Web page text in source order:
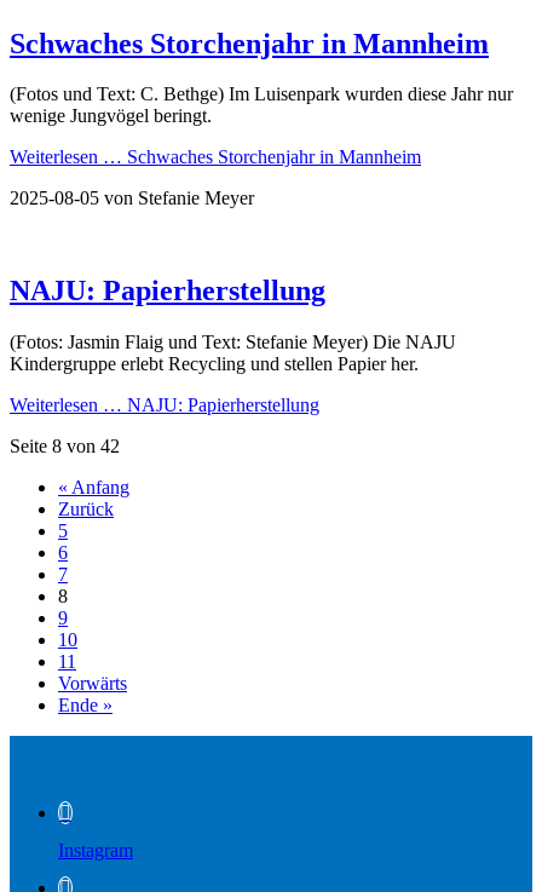
Schwaches Storchenjahr in Mannheim
(Fotos und Text: C. Bethge) Im Luisenpark wurden diese Jahr nur
wenige Jungvögel beringt.
Weiterlesen … Schwaches Storchenjahr in Mannheim
2025-08-05 von Stefanie Meyer
NAJU: Papierherstellung
(Fotos: Jasmin Flaig und Text: Stefanie Meyer) Die NAJU
Kindergruppe erlebt Recycling und stellen Papier her.
Weiterlesen … NAJU: Papierherstellung
Seite 8 von 42
« Anfang
Zurück
5
6
7
8
9
10
11
Vorwärts
Ende »
Instagram